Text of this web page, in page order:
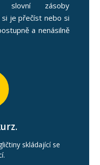
slovní zásoby
je přečíst nebo si
a nenásilně
skládající se